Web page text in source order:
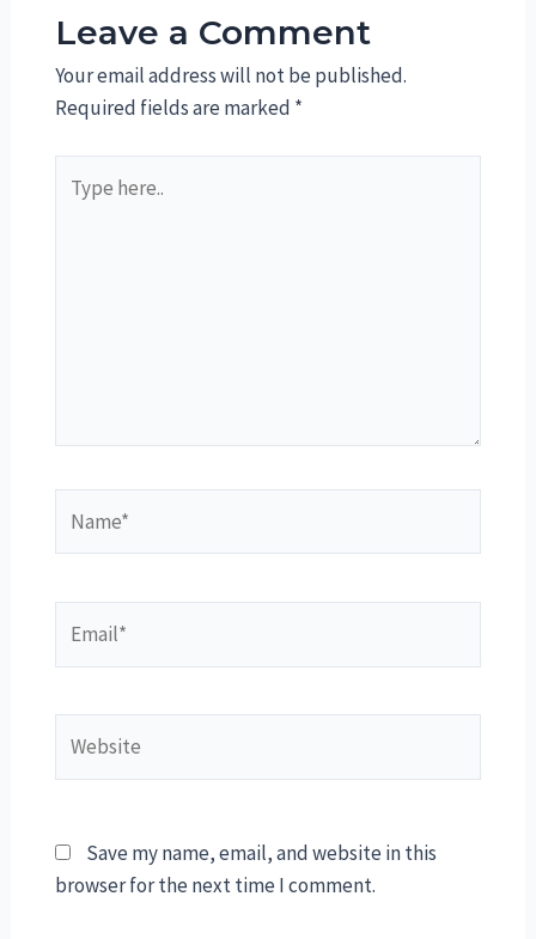
Leave a Comment
Your email address will not be published.
Required fields are marked *
here..
Save my name, email, and website in this
browser for the next time I comment.